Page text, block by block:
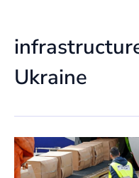
Ukraine